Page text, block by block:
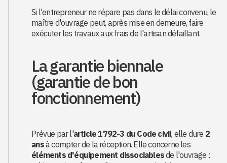
Si l'entrepreneur ne répare pas dans le délai convenu, le
maître d'ouvrage peut, après mise en demeure, faire
exécuter les travaux aux frais de l'artisan défaillant.
La garantie biennale
(garantie de bon
fonctionnement)
Prévue par l'article 1792-3 du Code civil, elle dure 2
ansà compter de la réception. Elle concerne les
éléments d'équipement dissociablesde l'ouvrage :